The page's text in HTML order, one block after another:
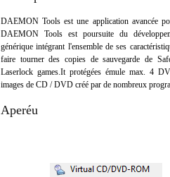
DAEMON Tools est une application avancée
DAEMON Tools est poursuite du
générique intégrant l'ensemble de ses
faire tourner des copies de sauvegarde de
Laserlock games.It protégées émule max. 4
images de CD / DVD créé par de nombreux
Aperéu